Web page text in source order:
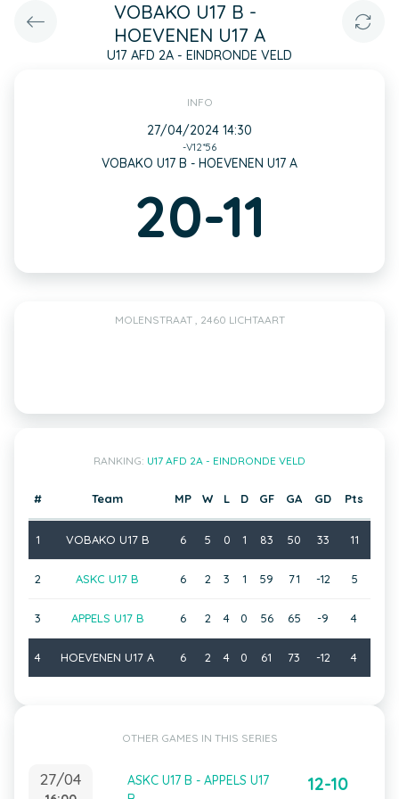
VOBAKO U17 B -
HOEVENEN U17 A
U17 AFD 2A - EINDRONDE VELD
INFO
27/04/2024 14:30
-V12*56
VOBAKO U17 B - HOEVENEN U17 A
20-11
MOLENSTRAAT , 2460 LICHTAART
RANKING: U17 AFD 2A - EINDRONDE VELD
# Team MP W L D GF GA GD Pts
1 VOBAKO U17 B 6 5 0 1 83 50 33 11
2 ASKC U17 B 6 2 3 1 59 71 -12 5
3 APPELS U17 B 6 2 4 0 56 65 -9 4
4 HOEVENEN U17 A 6 2 4 0 61 73 -12 4
OTHER GAMES IN THIS SERIES
27/04
ASKC U17 B - APPELS U17
12-10